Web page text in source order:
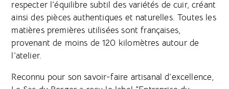
respecter l’équilibre subtil des variétés de cuir, créant
ainsi des pièces authentiques et naturelles. Toutes les
matières premières utilisées sont françaises,
provenant de moins de 120 kilomètres autour de
l’atelier.
Reconnu pour son savoir-faire artisanal d’excellence,